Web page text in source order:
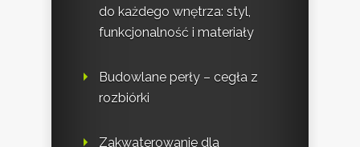
do każdego wnętrza: styl,
funkcjonalność i materiały
Budowlane perły – cegła z
rozbiórki
Zakwaterowanie dla